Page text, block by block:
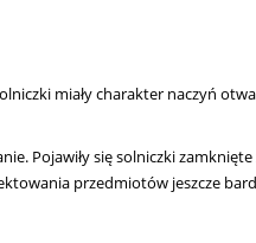
miały charakter naczyń
Pojawiły się solniczki
przedmiotów jeszcze